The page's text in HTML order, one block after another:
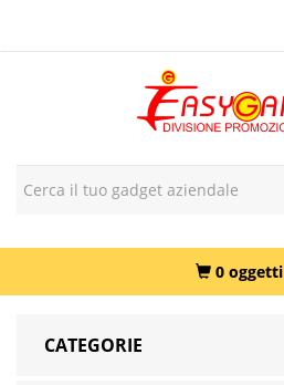
0 oggetti
CATEGORIE